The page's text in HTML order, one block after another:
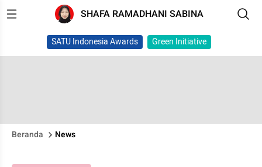
SHAFA RAMADHANI SABINA
SATU Indonesia Awards Green Initiative
Beranda News